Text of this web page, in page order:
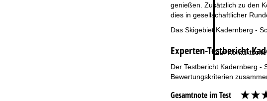
Zur Kontaktseite
genießen. Zusätzlich zu den
dies in gesellschaftlicher
Das Skigebiet Kadernberg -
Experten-Testbericht
Der Testbericht Kadernberg -
Bewertungskriterien
Gesamtnote im Test